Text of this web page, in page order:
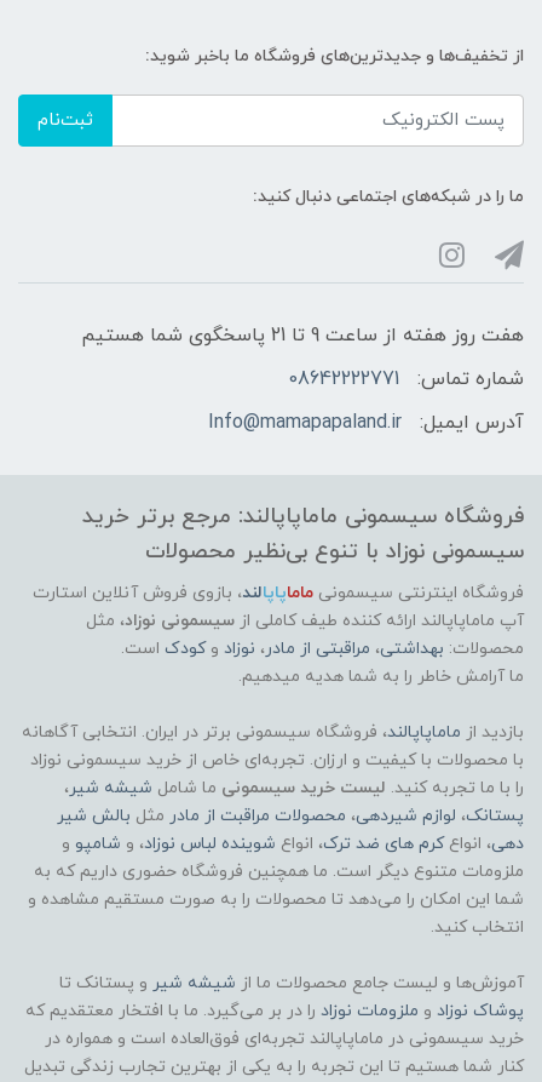
از تخفیف‌ها و جدیدترین‌های فروشگاه ما باخبر شوید:
ثبت‌نام
ما را در شبکه‌های اجتماعی دنبال کنید:
هفت روز هفته از ساعت 9 تا 21 پاسخگوی شما هستیم
شماره تماس:
08642222771
آدرس ایمیل:
Info@mamapapaland.ir
فروشگاه سیسمونی ماماپاپالند: مرجع برتر خرید
سیسمونی نوزاد با تنوع بی‌نظیر محصولات
فروشگاه اینترنتی سیسمونی ماماپاپالند، بازوی فروش آنلاین استارت
آپ ماماپاپالند ارائه کننده طیف کاملی از سیسمونی نوزاد، مثل
محصولات: بهداشتی، مراقبتی از مادر، نوزاد وکودک است.
ما آرامش خاطر را به شما هدیه میدهیم.
بازدید از ماماپاپالند، فروشگاه سیسمونی برتر در ایران. انتخابی آگاهانه
با محصولات با کیفیت و ارزان. تجربه‌ای خاص از خرید سیسمونی نوزاد
را با ما تجربه کنید. لیست خرید سیسمونی ما شامل شیشه شیر،
پستانک، لوازم شیردهی، محصولات مراقبت از مادر مثل بالش شیر
دهی، انواعکرم های ضد ترک، انواع شوینده لباس نوزاد، و شامپو و
ملزومات متنوع دیگر است. ما همچنین فروشگاه حضوری داریم که به
شما این امکان را می‌دهد تا محصولات را به صورت مستقیم مشاهده و
انتخاب کنید.
آموزش‌ها و لیست جامع محصولات ما از شیشه شیر و پستانک تا
پوشاک نوزاد و ملزومات نوزاد را در بر می‌گیرد. ما با افتخار معتقدیم که
خرید سیسمونی در ماماپاپالند تجربه‌ای فوق‌العاده است و همواره در
کنار شما هستیم تا این تجربه را به یکی از بهترین تجارب زندگی تبدیل